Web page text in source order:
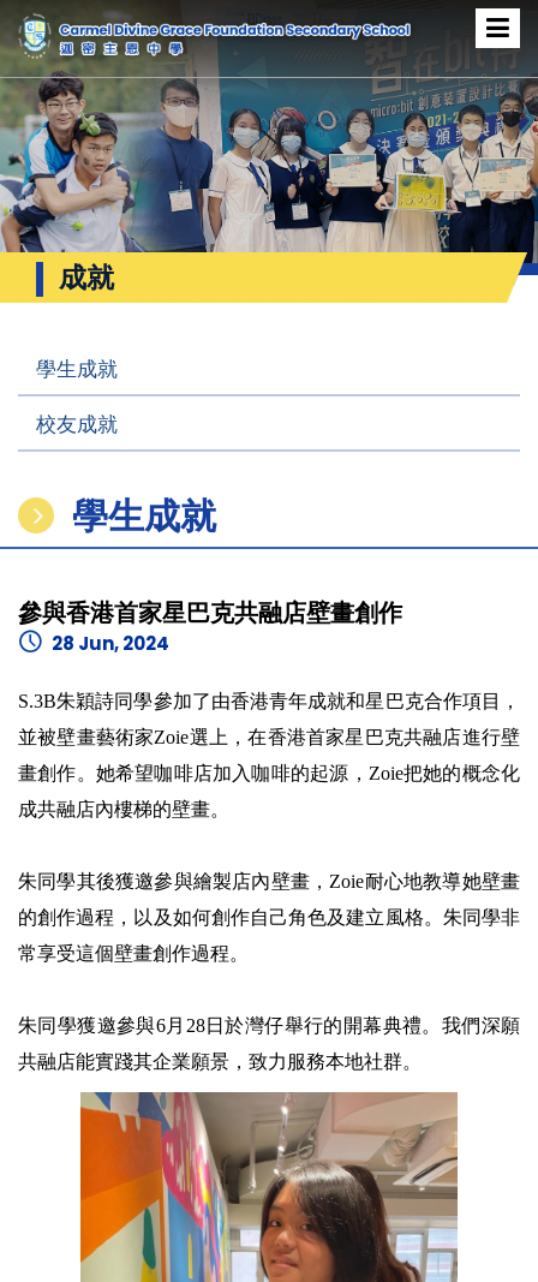
成就
學生成就
校友成就
學生成就
參與香港首家星巴克共融店壁畫創作
28 Jun, 2024
S.3B朱穎詩同學參加了由香港青年成就和星巴克合作項目，
並被壁畫藝術家Zoie選上，在香港首家星巴克共融店進行壁
畫創作。她希望咖啡店加入咖啡的起源，Zoie把她的概念化
成共融店內樓梯的壁畫。
朱同學其後獲邀參與繪製店內壁畫，Zoie耐心地教導她壁畫
的創作過程，以及如何創作自己角色及建立風格。朱同學非
常享受這個壁畫創作過程。
朱同學獲邀參與6月28日於灣仔舉行的開幕典禮。我們深願
共融店能實踐其企業願景，致力服務本地社群。